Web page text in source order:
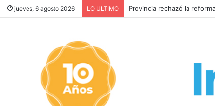
jueves, 6 agosto 2026 LO ULTIMO EL PAPA LEÓN XIV